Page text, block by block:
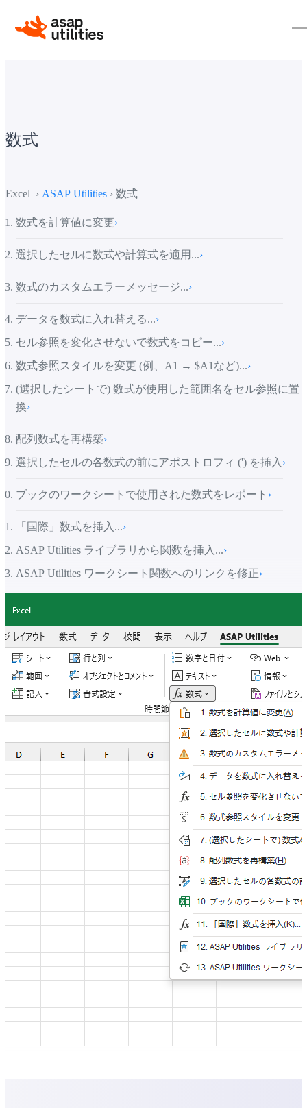
数式
Excel › ASAP Utilities › 数式
数式を計算値に変更›
選択したセルに数式や計算式を適用...›
数式のカスタムエラーメッセージ...›
データを数式に入れ替える...›
セル参照を変化させないで数式をコピー...›
数式参照スタイルを変更 (例、A1 → $A1など)...›
(選択したシートで) 数式が使用した範囲名をセル参照に置
換›
配列数式を再構築›
選択したセルの各数式の前にアポストロフィ (') を挿入 ›
ブックのワークシートで使用された数式をレポート ›
「国際」数式を挿入...›
ASAP Utilities ライブラリから関数を挿入...›
ASAP Utilities ワークシート関数へのリンクを修正›